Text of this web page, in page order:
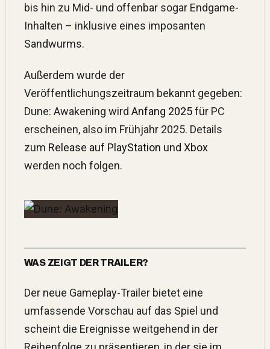
bis hin zu Mid- und offenbar sogar Endgame-
Inhalten – inklusive eines imposanten
Sandwurms.
Außerdem wurde der
Veröffentlichungszeitraum bekannt gegeben:
Dune: Awakening wird Anfang 2025für PC
erscheinen, also im Frühjahr 2025. Details
zum Release auf PlayStation und Xbox
werden noch folgen.
WAS ZEIGT DER TRAILER?
Der neue Gameplay-Trailer bietet eine
umfassende Vorschau auf das Spiel und
scheint die Ereignisse weitgehend in der